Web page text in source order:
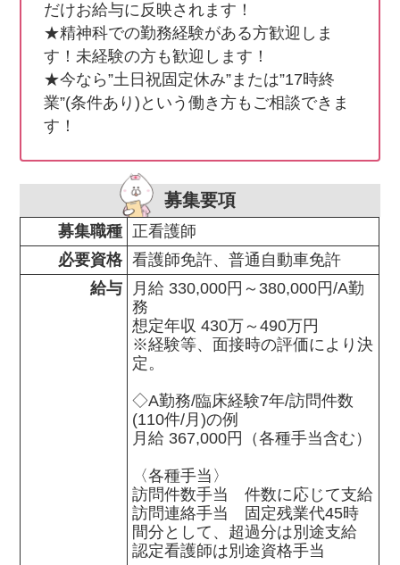
だけお給与に反映されます！
★精神科での勤務経験がある方歓迎しま
す！未経験の方も歓迎します！
★今なら”土日祝固定休み”または”17時終
業”(条件あり)という働き方もご相談できま
す！
募集要項
募集職種 正看護師
必要資格 看護師免許、普通自動車免許
給与
月給 330,000円～380,000円/A勤
務
想定年収 430万～490万円
※経験等、面接時の評価により決
定。
◇A勤務/臨床経験7年/訪問件数
(110件/月)の例
月給 367,000円（各種手当含む）
〈各種手当〉
訪問件数手当　件数に応じて支給
訪問連絡手当　固定残業代45時
間分として、超過分は別途支給
認定看護師は別途資格手当